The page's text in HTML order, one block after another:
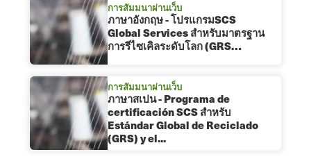
การสัมมนาผ่านเว็บ
ภาษาอังกฤษ - โปรแกรมSCS
Global Services สำหรับมาตรฐาน
การรีไซเคิลระดับโลก (GRS…
การสัมมนาผ่านเว็บ
ภาษาสเปน - Programa de
certificación SCS สำหรับ
Estándar Global de Reciclado
(GRS) y el...